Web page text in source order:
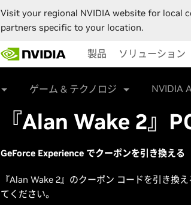
Visit your regional NVIDIA website for local
partners specific to your location.
製品 ソリューション
ゲーム & テクノロジ NVIDIA
『Alan Wake 2』
GeForce Experience でクーポンを引き換える
『Alan Wake 2』のクーポン コードを引き換
てください。